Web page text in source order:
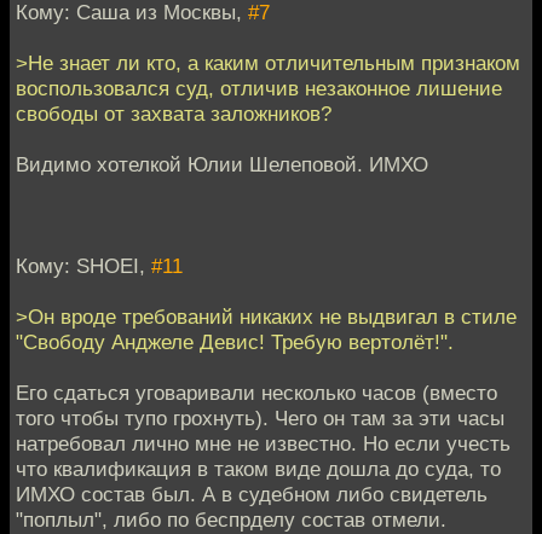
Кому: Саша из Москвы, #7
>Не знает ли кто, а каким отличительным признаком
воспользовался суд, отличив незаконное лишение
свободы от захвата заложников?
Видимо хотелкой Юлии Шелеповой. ИМХО
Кому: SHOEI, #11
>Он вроде требований никаких не выдвигал в стиле
"Свободу Анджеле Девис! Требую вертолёт!".
Его сдаться уговаривали несколько часов (вместо
того чтобы тупо грохнуть). Чего он там за эти часы
натребовал лично мне не известно. Но если учесть
что квалификация в таком виде дошла до суда, то
ИМХО состав был. А в судебном либо свидетель
"поплыл", либо по беспрделу состав отмели.